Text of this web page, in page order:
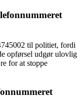
til politiet, fordi
opførsel udgør ulovlig
for at stoppe